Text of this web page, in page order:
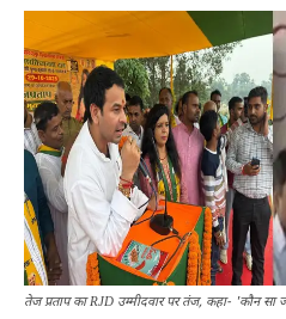
तेज प्रताप का RJD उम्मीदवार पर तंज, कहा- 'कौन सा